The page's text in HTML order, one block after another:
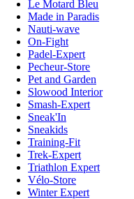
Le Motard Bleu
Made in Paradis
Nauti-wave
On-Fight
Padel-Expert
Pecheur-Store
Pet and Garden
Slowood Interior
Smash-Expert
Sneak'In
Sneakids
Training-Fit
Trek-Expert
Triathlon Expert
Vélo-Store
Winter Expert